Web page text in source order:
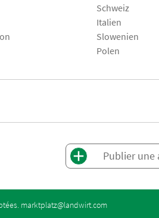
Schweiz
Italien
Slowenien
Polen
Publier une
marktplatz@landwirt.com